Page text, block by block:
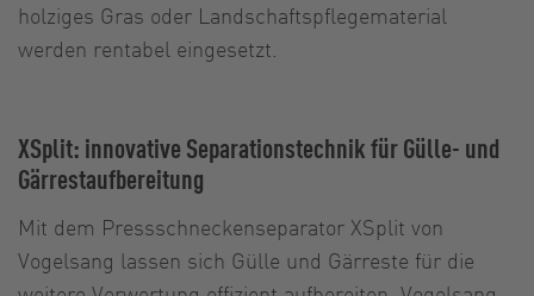
holziges Gras oder Landschaftspflegematerial
werden rentabel eingesetzt.
XSplit: innovative Separationstechnik für Gülle- und
Gärrestaufbereitung
Mit dem Pressschneckenseparator XSplit von
Vogelsang lassen sich Gülle und Gärreste für die